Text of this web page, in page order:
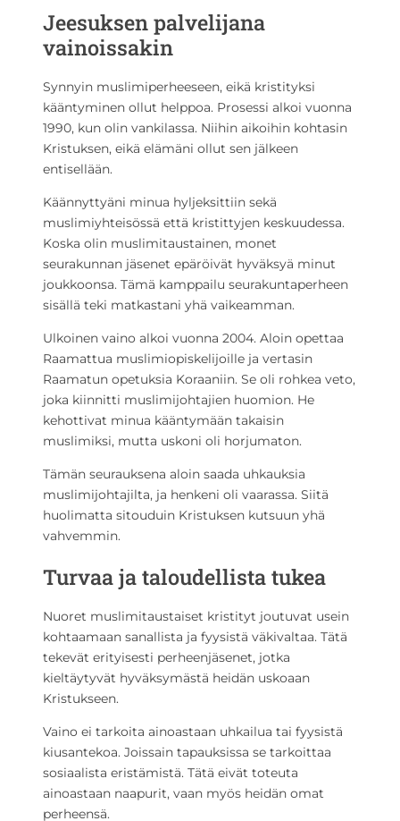
Jeesuksen palvelijana
vainoissakin
Synnyin muslimiperheeseen, eikä kristityksi
kääntyminen ollut helppoa. Prosessi alkoi vuonna
1990, kun olin vankilassa. Niihin aikoihin kohtasin
Kristuksen, eikä elämäni ollut sen jälkeen
entisellään.
Käännyttyäni minua hyljeksittiin sekä
muslimiyhteisössä että kristittyjen keskuudessa.
Koska olin muslimitaustainen, monet
seurakunnan jäsenet epäröivät hyväksyä minut
joukkoonsa. Tämä kamppailu seurakuntaperheen
sisällä teki matkastani yhä vaikeamman.
Ulkoinen vaino alkoi vuonna 2004. Aloin opettaa
Raamattua muslimiopiskelijoille ja vertasin
Raamatun opetuksia Koraaniin. Se oli rohkea veto,
joka kiinnitti muslimijohtajien huomion. He
kehottivat minua kääntymään takaisin
muslimiksi, mutta uskoni oli horjumaton.
Tämän seurauksena aloin saada uhkauksia
muslimijohtajilta, ja henkeni oli vaarassa. Siitä
huolimatta sitouduin Kristuksen kutsuun yhä
vahvemmin.
Turvaa ja taloudellista tukea
Nuoret muslimitaustaiset kristityt joutuvat usein
kohtaamaan sanallista ja fyysistä väkivaltaa. Tätä
tekevät erityisesti perheenjäsenet, jotka
kieltäytyvät hyväksymästä heidän uskoaan
Kristukseen.
Vaino ei tarkoita ainoastaan uhkailua tai fyysistä
kiusantekoa. Joissain tapauksissa se tarkoittaa
sosiaalista eristämistä. Tätä eivät toteuta
ainoastaan naapurit, vaan myös heidän omat
perheensä.